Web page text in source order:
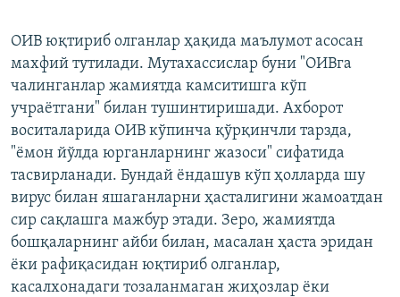
ОИВ юқтириб олганлар ҳақида маълумот асосан
махфий тутилади. Мутахассислар буни "ОИВга
чалинганлар жамиятда камситишга кўп
учраётгани" билан тушинтиришади. Ахборот
воситаларида ОИВ кўпинча қўрқинчли тарзда,
"ёмон йўлда юрганларнинг жазоси" сифатида
тасвирланади. Бундай ёндашув кўп ҳолларда шу
вирус билан яшаганларни ҳасталигини жамоатдан
сир сақлашга мажбур этади. Зеро, жамиятда
бошқаларнинг айби билан, масалан ҳаста эридан
ёки рафиқасидан юқтириб олганлар,
касалхонадаги тозаланмаган жиҳозлар ёки